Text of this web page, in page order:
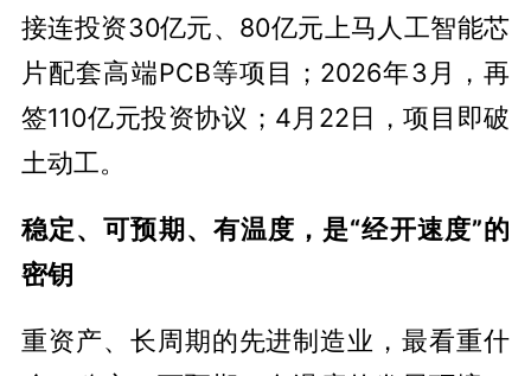
接连投资30亿元、80亿元上马人工智能芯
片配套高端PCB等项目；2026年3月，再
签110亿元投资协议；4月22日，项目即破
土动工。
稳定、可预期、有温度，是“经开速度”的
密钥
重资产、长周期的先进制造业，最看重什